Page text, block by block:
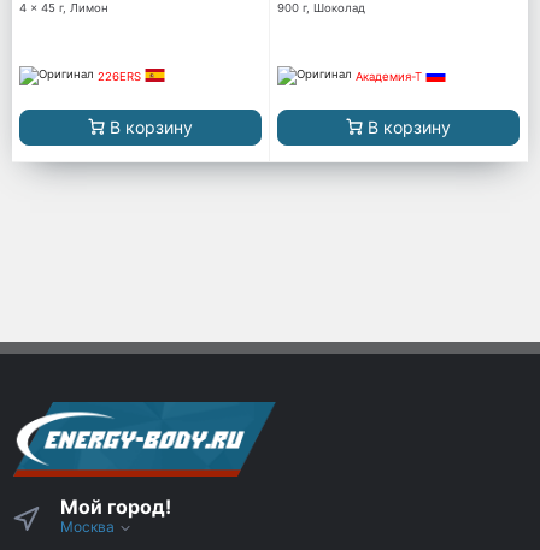
4 x 45 г, Лимон
226ERS
В корзину
900 г, Шоколад
Академия-Т
В корзину
Мой город!
Москва